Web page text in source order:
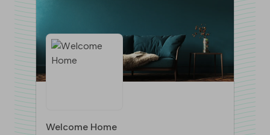
Welcome Home